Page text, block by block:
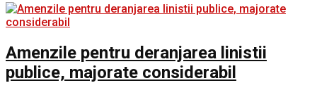
Amenzile pentru deranjarea linistii
publice, majorate considerabil